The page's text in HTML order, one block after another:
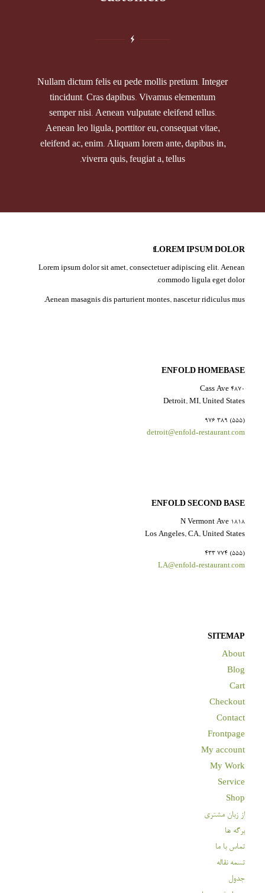
Nullam dictum felis eu pede mollis pretium. Integer
tincidunt. Cras dapibus. Vivamus elementum
semper nisi. Aenean vulputate eleifend tellus.
Aenean leo ligula, porttitor eu, consequat vitae,
eleifend ac, enim. Aliquam lorem ante, dapibus in,
viverra quis, feugiat a, tellus.
LOREM IPSUM DOLOR!
Lorem ipsum dolor sit amet, consectetuer adipiscing elit. Aenean
commodo ligula eget dolor.
Aenean masagnis dis parturient montes, nascetur ridiculus mus.
ENFOLD HOMEBASE
4870 Cass Ave
Detroit, MI, United States
(555) 389 976
detroit@enfold-restaurant.com
ENFOLD SECOND BASE
1818 N Vermont Ave
Los Angeles, CA, United States
(555) 774 433
LA@enfold-restaurant.com
SITEMAP
About
Blog
Cart
Checkout
Contact
Frontpage
My account
My Work
Service
Shop
از زبان مشتری
برگه ها
تماس با ما
تسمه نقاله
جدول